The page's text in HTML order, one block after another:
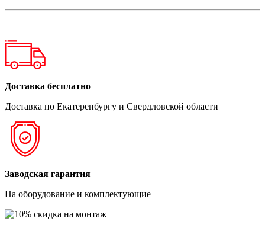
Доставка бесплатно
Доставка по Екатеренбургу и Свердловской области
Заводская гарантия
На оборудование и комплектующие